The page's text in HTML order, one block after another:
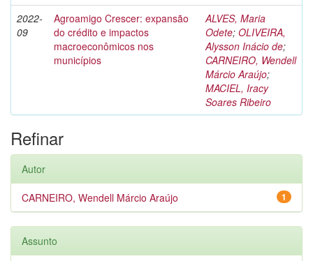
2022-
09
Agroamigo Crescer: expansão
do crédito e impactos
macroeconômicos nos
municípios
ALVES, Maria
Odete; OLIVEIRA,
Alysson Inácio de;
CARNEIRO, Wendell
Márcio Araújo;
MACIEL, Iracy
Soares Ribeiro
Refinar
Autor
1
CARNEIRO, Wendell Márcio Araújo
Assunto